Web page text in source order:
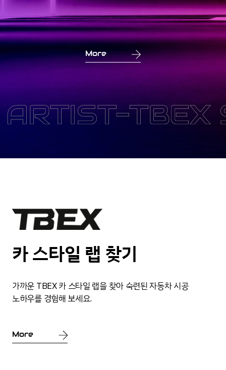
More
TBEX
카 스타일 랩 찾기
가까운 TBEX 카 스타일 랩을 찾아 숙련된 자동차 시공
노하우를 경험해 보세요.
More